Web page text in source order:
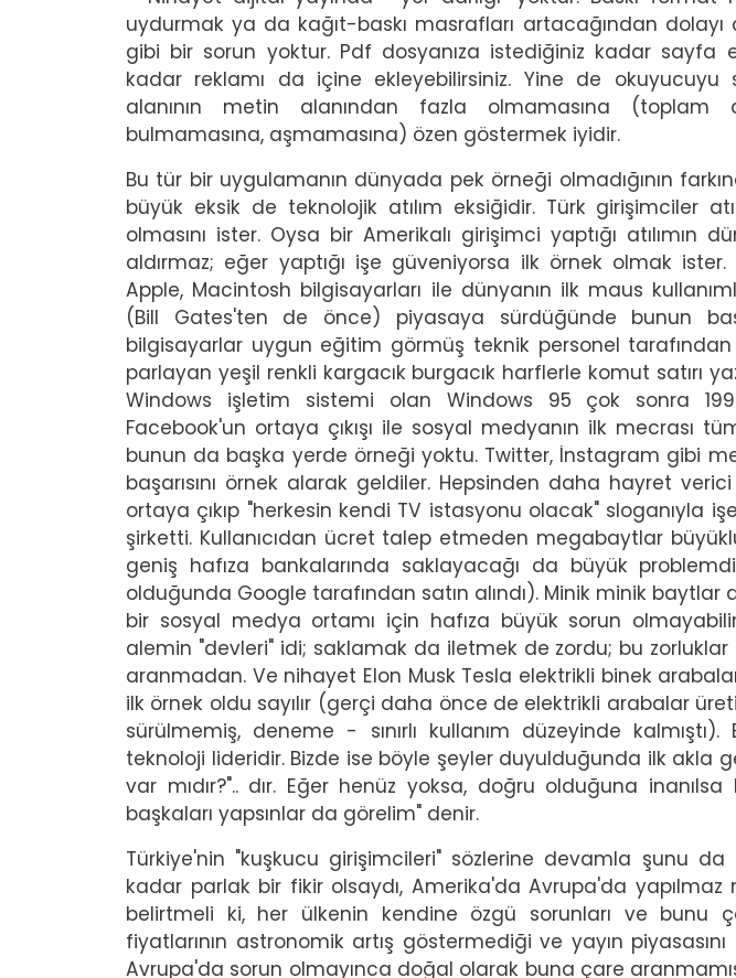
uydurmak ya da kağıt-baskı masrafları artacağından dolayı
gibi bir sorun yoktur. Pdf dosyanıza istediğiniz kadar sayfa
kadar reklamı da içine ekleyebilirsiniz. Yine de
alanının metin alanından fazla olmamasına (toplam
bulmamasına, aşmamasına) özen göstermek iyidir.
Bu tür bir uygulamanın dünyada pek örneği olmadığının
büyük eksik de teknolojik atılım eksiğidir. Türk girişimciler
olmasını ister. Oysa bir Amerikalı girişimci yaptığı atılımın
aldırmaz; eğer yaptığı işe güveniyorsa ilk örnek olmak
Apple, Macintosh bilgisayarları ile dünyanın ilk maus
(Bill Gates'ten de önce) piyasaya sürdüğünde bunun
bilgisayarlar uygun eğitim görmüş teknik personel
parlayan yeşil renkli kargacık burgacık harflerle komut satırı
Windows işletim sistemi olan Windows 95 çok sonra
Facebook'un ortaya çıkışı ile sosyal medyanın ilk mecrası
bunun da başka yerde örneği yoktu. Twitter, İnstagram gibi
başarısını örnek alarak geldiler. Hepsinden daha hayret
ortaya çıkıp "herkesin kendi TV istasyonu olacak" sloganıyla
şirketti. Kullanıcıdan ücret talep etmeden megabaytlar
geniş hafıza bankalarında saklayacağı da büyük
olduğunda Google tarafından satın alındı). Minik minik
bir sosyal medya ortamı için hafıza büyük sorun
alemin "devleri" idi; saklamak da iletmek de zordu; bu zorluklar
aranmadan. Ve nihayet Elon Musk Tesla elektrikli binek
ilk örnek oldu sayılır (gerçi daha önce de elektrikli arabalar
sürülmemiş, deneme - sınırlı kullanım düzeyinde
teknoloji lideridir. Bizde ise böyle şeyler duyulduğunda ilk akla
var mıdır?".. dır. Eğer henüz yoksa, doğru olduğuna
başkaları yapsınlar da görelim" denir.
Türkiye'nin "kuşkucu girişimcileri" sözlerine devamla şunu da
kadar parlak bir fikir olsaydı, Amerika'da Avrupa'da yapılmaz
belirtmeli ki, her ülkenin kendine özgü sorunları ve bunu
fiyatlarının astronomik artış göstermediği ve yayın
Avrupa'da sorun olmayınca doğal olarak buna çare